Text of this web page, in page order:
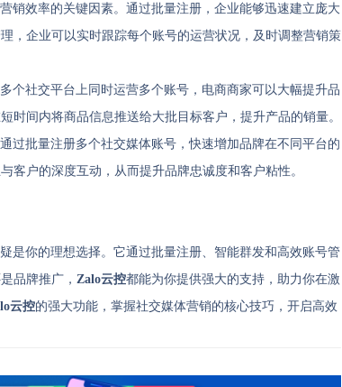
销效率的关键因素。通过批量注册，企业能够迅速建立庞大
，企业可以实时跟踪每个账号的运营状况，及时调整营销策
个社交平台上同时运营多个账号，电商商家可以大幅提升品
时间内将商品信息推送给大批目标客户，提升产品的销量。
过批量注册多个社交媒体账号，快速增加品牌在不同平台的
客户的深度互动，从而提升品牌忠诚度和客户粘性。
是你的理想选择。它通过批量注册、智能群发和高效账号管
品牌推广， Zalo云控都能为你提供强大的支持，助力你在激
云控的强大功能，掌握社交媒体营销的核心技巧，开启高效